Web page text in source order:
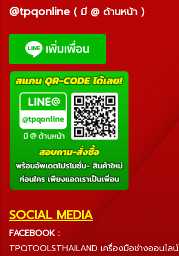
@tpqonline ( มี @ ด้านหน้า )
SOCIAL MEDIA
FACEBOOK :
TPQTOOLSTHAILAND เครื่องมือช่างออนไลน์